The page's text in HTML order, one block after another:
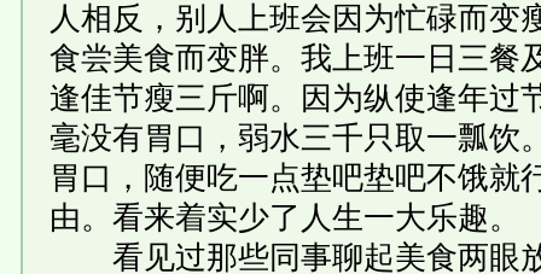
人相反，别人上班会因为忙碌而变
食尝美食而变胖。我上班一日三餐
逢佳节瘦三斤啊。因为纵使逢年过
毫没有胃口，弱水三千只取一瓢饮
胃口，随便吃一点垫吧垫吧不饿就
由。看来着实少了人生一大乐趣。
看见过那些同事聊起美食两眼